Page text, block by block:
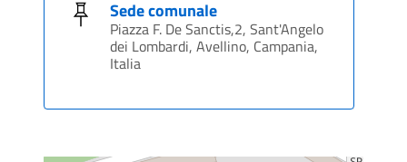
Sede comunale
Piazza F. De Sanctis,2, Sant'Angelo
dei Lombardi, Avellino, Campania,
Italia